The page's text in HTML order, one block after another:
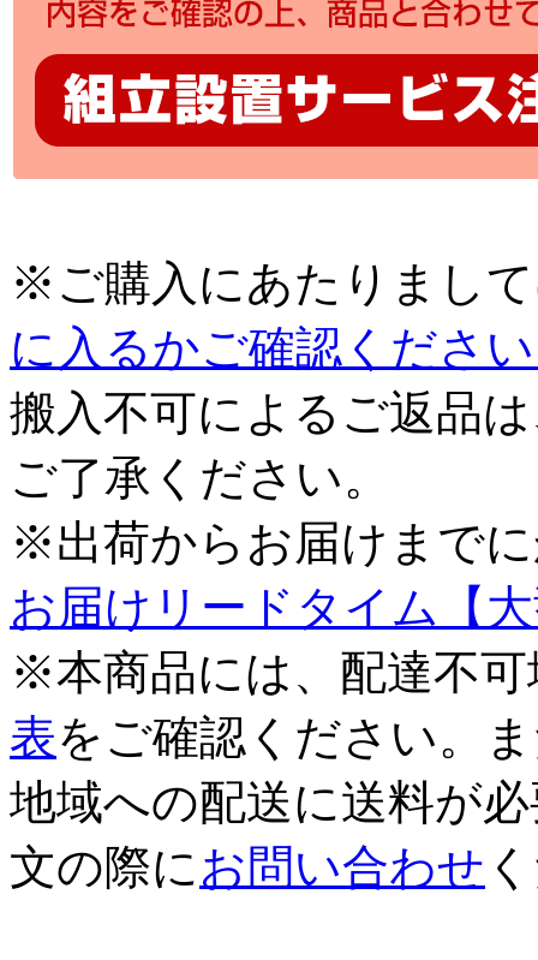
※ご購入にあたりまし
に入るかご確認くださ
搬入不可によるご返品
ご了承ください。
※出荷からお届けまで
お届けリードタイム【
※本商品には、配達不
表をご確認ください。
地域への配送に送料が
文の際に お問い合わせ